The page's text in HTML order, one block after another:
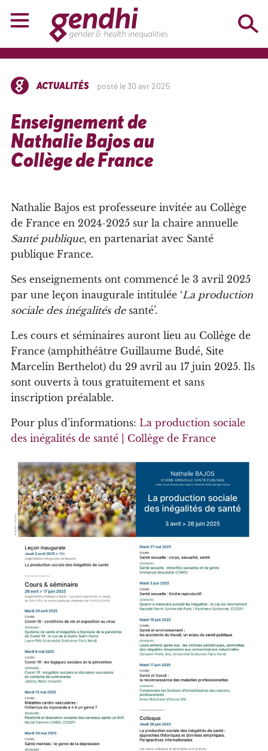
ACTUALITÉS posté le 30 avr 2025
Enseignement de
Nathalie Bajos au
Collège de France
Nathalie Bajos est professeure invitée au Collège
de France en 2024-2025 sur la chaire annuelle
Santé publique, en partenariat avec Santé
publique France.
Ses enseignements ont commencé le 3 avril 2025
par une leçon inaugurale intitulée ‘La production
sociale des inégalités desanté’.
Les cours et séminaires auront lieu au Collège de
France (amphithéâtre Guillaume Budé, Site
Marcelin Berthelot) du 29 avril au 17 juin 2025. Ils
sont ouverts à tous gratuitement et sans
inscription préalable.
Pour plus d’informations: La production sociale
des inégalités de santé | Collège de France